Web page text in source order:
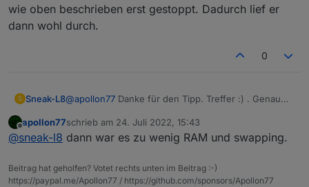
wie oben beschrieben erst gestoppt. Dadurch lief er
dann wohl durch.
0
S Sneak-L8@apollon77 Danke für den Tipp. Treffer :) . Genau
die Installation nicht klappen sollte, habe ich den
ioBroekr wie oben beschrieben erst gestoppt.
Offline
apollon77schrieb am 24. Juli 2022, 15:43
zuletzt editiert von
@sneak-l8 dann war es zu wenig RAM und swapping.
Beitrag hat geholfen? Votet rechts unten im Beitrag :-)
https://paypal.me/Apollon77 / https://github.com/sponsors/Apollon77